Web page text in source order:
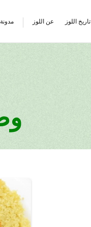
تاريخ اللوز عن اللوز مدونة